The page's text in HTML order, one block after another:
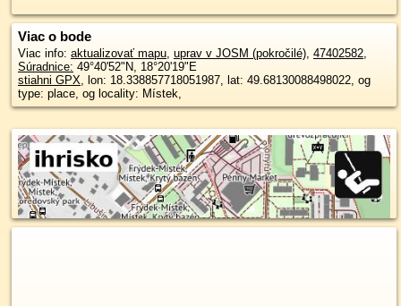
Viac o bode
Viac info: aktualizovať mapu, uprav v JOSM (pokročilé), 47402582,
Súradnice: 49°40'52"N, 18°20'19"E
stiahni GPX, lon: 18.338857718051987, lat: 49.68130088498022, og
type: place, og locality: Místek,